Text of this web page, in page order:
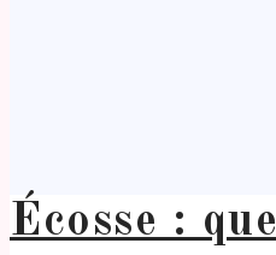
Écosse : que